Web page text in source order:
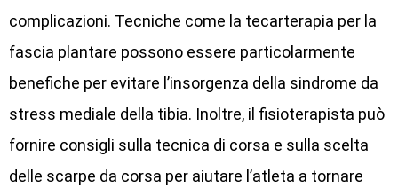
complicazioni. Tecniche come la tecarterapia per la
fascia plantare possono essere particolarmente
benefiche per evitare l’insorgenza della sindrome da
stress mediale della tibia. Inoltre, il fisioterapista può
fornire consigli sulla tecnica di corsa e sulla scelta
delle scarpe da corsa per aiutare l’atleta a tornare